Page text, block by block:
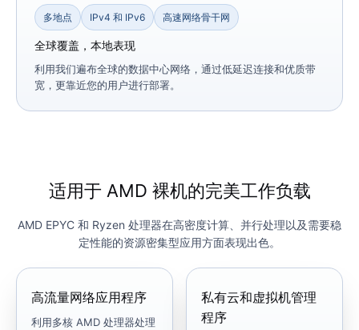
多地点 IPv4 和 IPv6 高速网络骨干网
全球覆盖，本地表现
利用我们遍布全球的数据中心网络，通过低延迟连接和优质带
宽，更靠近您的用户进行部署。
适用于 AMD 裸机的完美工作负载
AMD EPYC 和 Ryzen 处理器在高密度计算、并行处理以及需要稳
定性能的资源密集型应用方面表现出色。
高流量网络应用程序
利用多核 AMD 处理器处理
私有云和虚拟机管理
程序